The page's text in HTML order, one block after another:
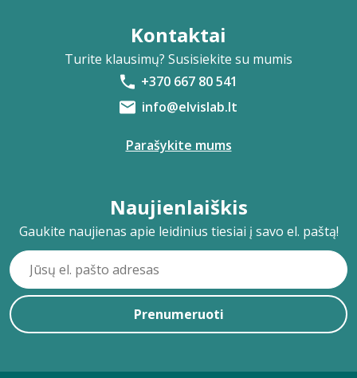
Kontaktai
Turite klausimų? Susisiekite su mumis
+370 667 80 541
info@elvislab.lt
Parašykite mums
Naujienlaiškis
Gaukite naujienas apie leidinius tiesiai į savo el. paštą!
Prenumeruoti